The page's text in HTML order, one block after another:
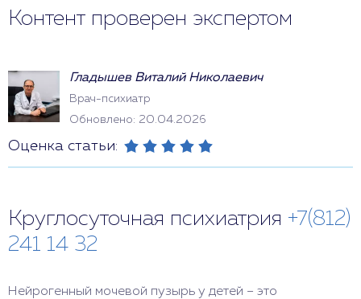
Контент проверен экспертом
Гладышев Виталий Николаевич
Врач-психиатр
Обновлено: 20.04.2026
Оценка статьи:
Круглосуточная психиатрия +7(812)
241 14 32
Нейрогенный мочевой пузырь у детей – это